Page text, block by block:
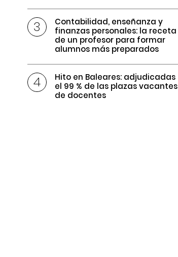
Contabilidad, enseñanza y
finanzas personales: la receta
de un profesor para formar
alumnos más preparados
Hito en Baleares: adjudicadas
el 99 % de las plazas vacantes
de docentes